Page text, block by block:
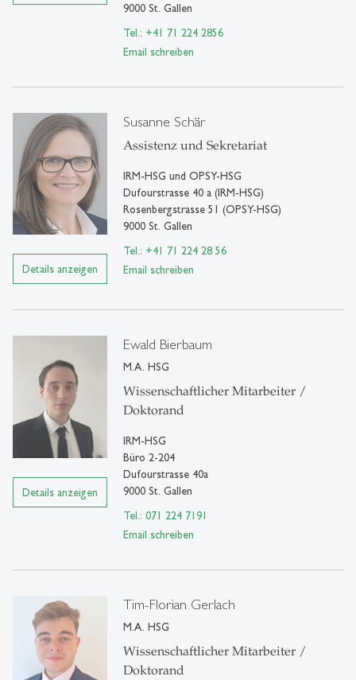
9000 St. Gallen
Tel.: +41 71 224 2856
Email schreiben
Details anzeigen
Susanne Schär
Assistenz und Sekretariat
IRM-HSG und OPSY-HSG
Dufourstrasse 40 a (IRM-HSG)
Rosenbergstrasse 51 (OPSY-HSG)
9000 St. Gallen
Tel.: +41 71 224 28 56
Email schreiben
Details anzeigen
Ewald Bierbaum
M.A. HSG
Wissenschaftlicher Mitarbeiter /
Doktorand
IRM-HSG
Büro 2-204
Dufourstrasse 40a
9000 St. Gallen
Tel.: 071 224 7191
Email schreiben
Tim-Florian Gerlach
M.A. HSG
Wissenschaftlicher Mitarbeiter /
Doktorand